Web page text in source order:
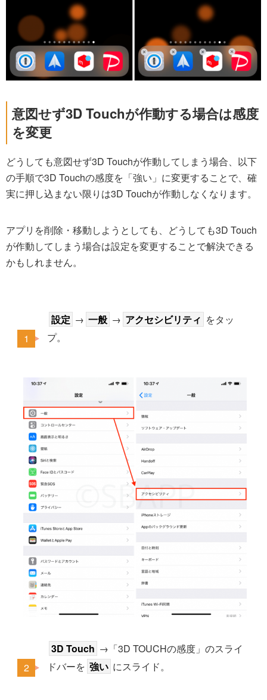
意図せず3D Touchが作動する場合は感度
を変更
どうしても意図せず3D Touchが作動してしまう場合、以下
の手順で3D Touchの感度を「強い」に変更することで、確
実に押し込まない限りは3D Touchが作動しなくなります。
アプリを削除・移動しようとしても、どうしても3D Touch
が作動してしまう場合は設定を変更することで解決できる
かもしれません。
設定 → 一般 → アクセシビリティ をタッ
プ。
3D Touch →「3D TOUCHの感度」のスライ
ドバーを 強い にスライド。